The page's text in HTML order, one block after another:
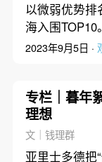
以微弱优势排
海入围
2023年9月5日 ·
专栏｜暮年
理想
文｜钱理群
亚里士多德把